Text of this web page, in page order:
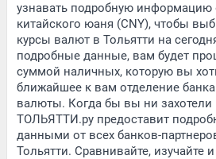
узнавать подробную информацию
китайского юаня (CNY), чтобы
курсы валют в Тольятти на
подробные данные, вам будет
суммой наличных, которую вы
ближайшее к вам отделение
валюты. Когда бы вы ни захотели
ТОЛЬЯТТИ.ру предоставит
данными от всех банков-
Тольятти. Сравнивайте, изучайте